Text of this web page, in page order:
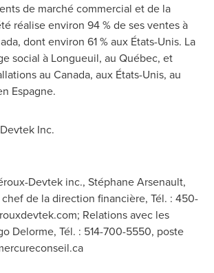
de marché commercial et de la
réalise environ 94 % de ses ventes à
, dont environ 61 % aux États-Unis. La
social à Longueuil, au Québec, et
au Canada, aux États-Unis, au
Espagne.
Inc.
Devtek inc., Stéphane Arsenault,
de la direction financière, Tél. : 450-
; Relations avec les
Delorme, Tél. : 514-700-5550, poste